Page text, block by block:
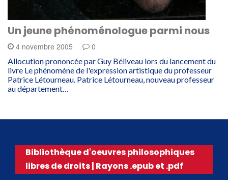
Un jeune phénoménologue parmi nous
4 novembre 2005 0
Allocution prononcée par Guy Béliveau lors du lancement du
livre Le phénomène de l'expression artistique du professeur
Patrice Létourneau. Patrice Létourneau, nouveau professeur
au département…
Bibliothèque d'oeuvres philosophiques
libres de droits | Rayons .epub et .pdf